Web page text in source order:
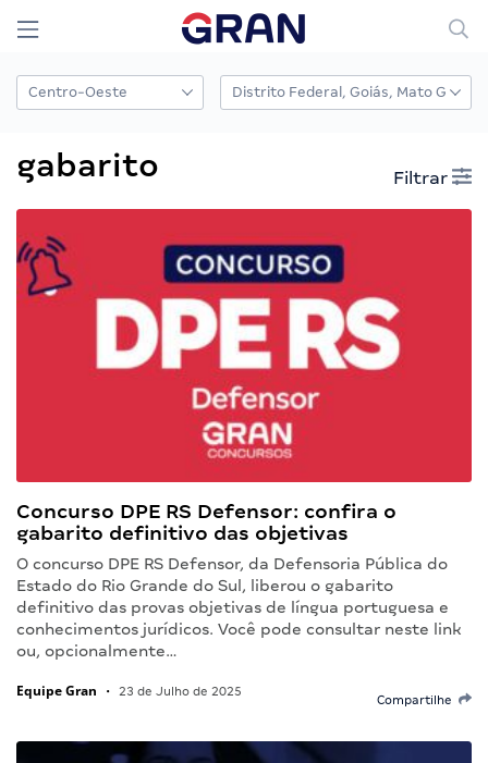
gabarito Filtrar
Concurso DPE RS Defensor: confira o
gabarito definitivo das objetivas
O concurso DPE RS Defensor, da Defensoria Pública do
Estado do Rio Grande do Sul, liberou o gabarito
definitivo das provas objetivas de língua portuguesa e
conhecimentos jurídicos. Você pode consultar neste link
ou, opcionalmente…
Equipe Gran • 23 de Julho de 2025
Compartilhe